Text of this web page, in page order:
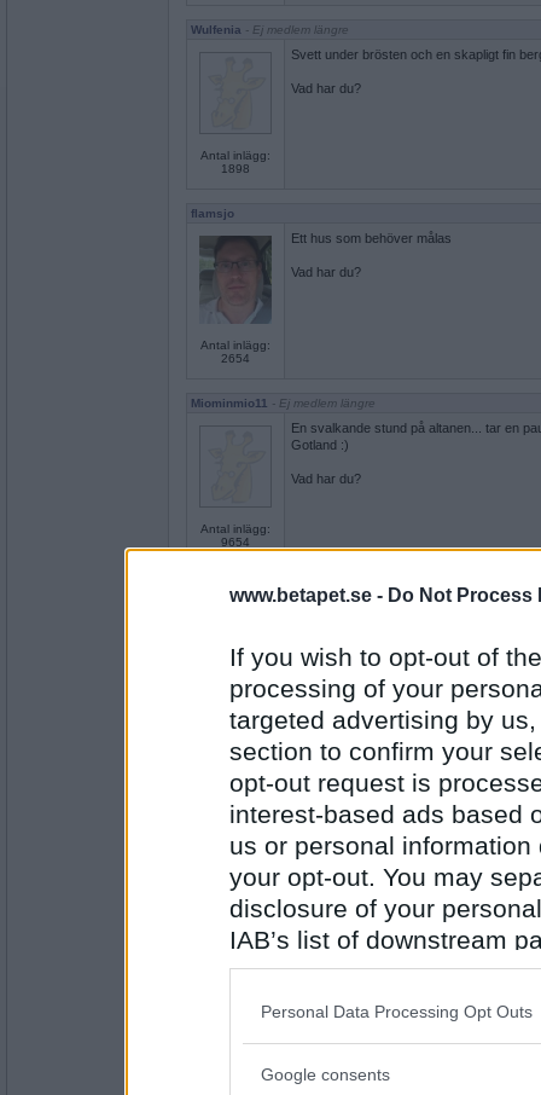
www.betapet.se - Do Not Process
If you wish to opt-out of
processing of your
targeted advertising by
section to confirm your
opt-out request is
interest-based ads based
us or personal
your opt-out. You may
disclosure of your
IAB’s list of downstream
also be disclosed by us
Downstream Participants
Please note that this
Personal Data Processing Opt Outs
Google consents
Wulfenia - Ej medlem längre
Antal inlägg:
1898
Svett under brösten och en skapligt fin
Vad har du?
flamsjo
Antal inlägg:
2654
Ett hus som behöver målas
Vad har du?
Miominmio11 - Ej medlem längre
Antal inlägg:
9654
En svalkande stund på altanen... tar en
Gotland :)
Vad har du?
Antal inlägg:
22535
Slutat jobba och kommit ut i 31 grader i
Vad har du?
harenliten- Ej medlem längre
Antal inlägg:
1176
Har ett meningslöst liv
Antal inlägg:
Vad har du?